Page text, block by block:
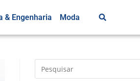
& Engenharia Moda